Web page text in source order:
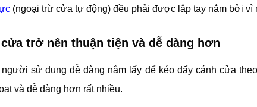
(ngoại trừ cửa tự động) đều phải được lắp tay nắm bởi vì
trở nên thuận tiện và dễ dàng hơn
sử dụng dễ dàng nắm lấy để kéo đẩy cánh cửa
và dễ dàng hơn rất nhiều.